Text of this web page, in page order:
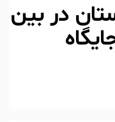
در بین